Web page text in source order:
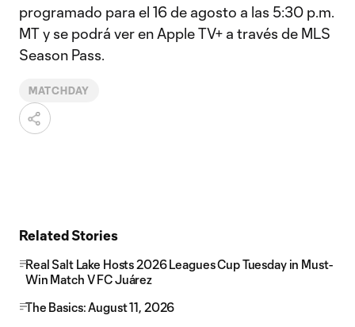
programado para el 16 de agosto a las 5:30 p.m.
MT y se podrá ver en Apple TV+ a través de MLS
Season Pass.
MATCHDAY
Related Stories
Real Salt Lake Hosts 2026 Leagues Cup Tuesday in Must-
Win Match V FC Juárez
The Basics: August 11, 2026